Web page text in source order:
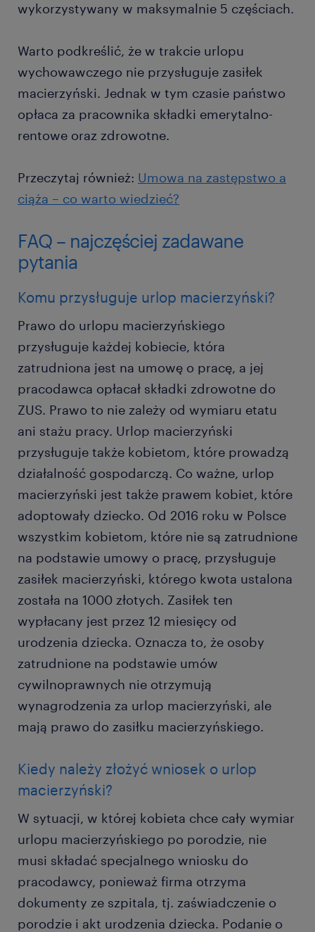
wykorzystywany w maksymalnie 5 częściach.
Warto podkreślić, że w trakcie urlopu
wychowawczego nie przysługuje zasiłek
macierzyński. Jednak w tym czasie państwo
opłaca za pracownika składki emerytalno-
rentowe oraz zdrowotne.
Przeczytaj również: Umowa na zastępstwo a
ciąża – co warto wiedzieć?
FAQ – najczęściej zadawane
pytania
Komu przysługuje urlop macierzyński?
Prawo do urlopu macierzyńskiego
przysługuje każdej kobiecie, która
zatrudniona jest na umowę o pracę, a jej
pracodawca opłacał składki zdrowotne do
ZUS. Prawo to nie zależy od wymiaru etatu
ani stażu pracy. Urlop macierzyński
przysługuje także kobietom, które prowadzą
działalność gospodarczą. Co ważne, urlop
macierzyński jest także prawem kobiet, które
adoptowały dziecko. Od 2016 roku w Polsce
wszystkim kobietom, które nie są zatrudnione
na podstawie umowy o pracę, przysługuje
zasiłek macierzyński, którego kwota ustalona
została na 1000 złotych. Zasiłek ten
wypłacany jest przez 12 miesięcy od
urodzenia dziecka. Oznacza to, że osoby
zatrudnione na podstawie umów
cywilnoprawnych nie otrzymują
wynagrodzenia za urlop macierzyński, ale
mają prawo do zasiłku macierzyńskiego.
Kiedy należy złożyć wniosek o urlop
macierzyński?
W sytuacji, w której kobieta chce cały wymiar
urlopu macierzyńskiego po porodzie, nie
musi składać specjalnego wniosku do
pracodawcy, ponieważ firma otrzyma
dokumenty ze szpitala, tj. zaświadczenie o
porodzie i akt urodzenia dziecka. Podanie o